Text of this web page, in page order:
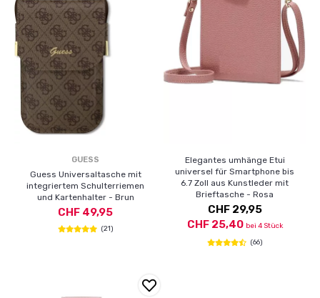
GUESS
Guess Universaltasche mit
integriertem Schulterriemen
und Kartenhalter - Brun
CHF 49,95
(21)
Elegantes umhänge Etui
universel für Smartphone bis
6.7 Zoll aus Kunstleder mit
Brieftasche - Rosa
CHF 29,95
CHF 25,40 bei 4 Stück
(66)